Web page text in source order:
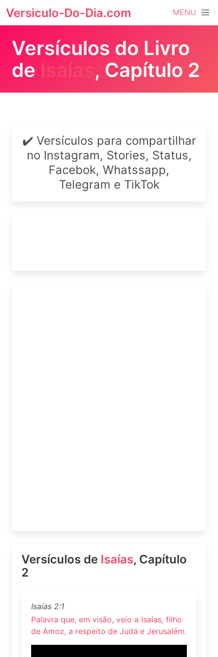
Versiculo-Do-Dia.com MENU
Versículos do Livro
de Isaías , Capítulo 2
✔️ Versículos para compartilhar
no Instagram, Stories, Status,
Facebok, Whatssapp,
Telegram e TikTok
Versículos de Isaías, Capítulo
2
Isaías 2:1
Palavra que, em visão, veio a Isaías, filho
de Amoz, a respeito de Judá e Jerusalém.